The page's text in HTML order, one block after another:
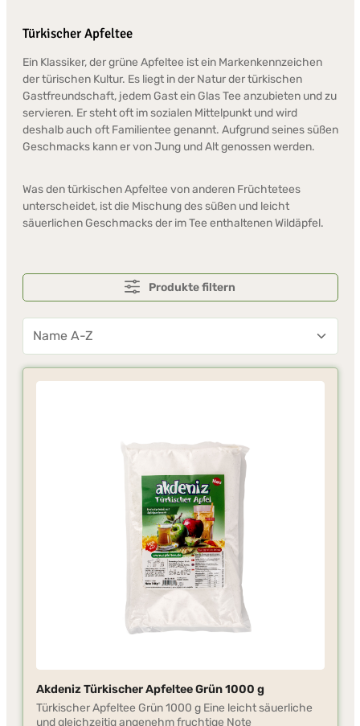
Türkischer Apfeltee
Ein Klassiker, der grüne Apfeltee ist ein Markenkennzeichen
der türischen Kultur. Es liegt in der Natur der türkischen
Gastfreundschaft, jedem Gast ein Glas Tee anzubieten und zu
servieren. Er steht oft im sozialen Mittelpunkt und wird
deshalb auch oft Familientee genannt. Aufgrund seines süßen
Geschmacks kann er von Jung und Alt genossen werden.
Was den türkischen Apfeltee von anderen Früchtetees
unterscheidet, ist die Mischung des süßen und leicht
säuerlichen Geschmacks der im Tee enthaltenen Wildäpfel.
Produkte filtern
Akdeniz Türkischer Apfeltee Grün 1000 g
Türkischer Apfeltee Grün 1000 g Eine leicht säuerliche
und gleichzeitig angenehm fruchtige Note